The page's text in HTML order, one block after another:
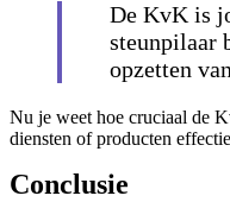
De KvK is
steunpilaar
opzetten
Nu je weet hoe cruciaal de
diensten of producten
Conclusie